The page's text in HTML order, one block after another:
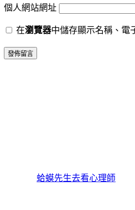
個人網站網址
在瀏覽器中儲存顯示名稱、電
蛤蟆先生去看心理師